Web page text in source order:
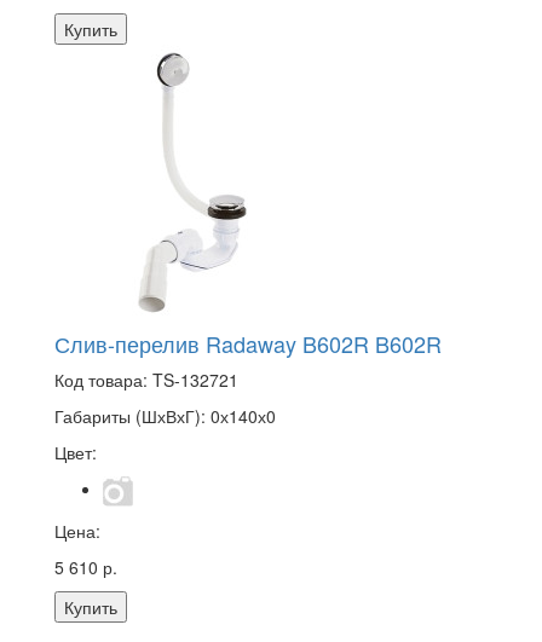
Купить
Слив-перелив Radaway B602R B602R
Код товара: TS-132721
Габариты (ШхВхГ): 0х140х0
Цвет:
Цена:
5 610 р.
Купить